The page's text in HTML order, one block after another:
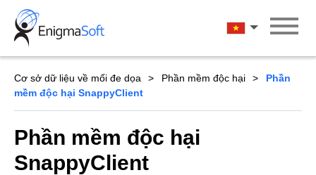
Skip
content
Tiếng Việt
Cơ sở dữ liệu về mối đe dọa Phần mềm độc hại
Phần
mềm độc hại SnappyClient
Phần mềm độc hại
SnappyClient